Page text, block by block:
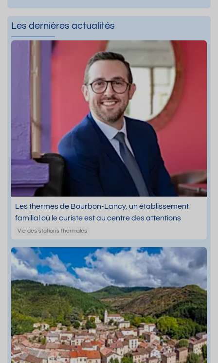
Les dernières actualités
Les thermes de Bourbon-Lancy, un établissement
familial où le curiste est au centre des attentions
Vie des stations thermales